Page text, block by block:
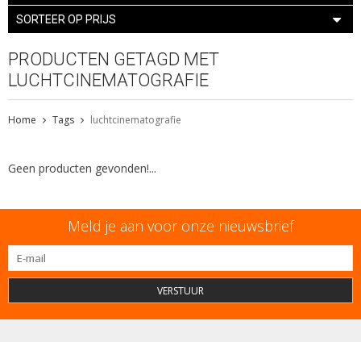
SORTEER OP PRIJS
PRODUCTEN GETAGD MET
LUCHTCINEMATOGRAFIE
Home Tags luchtcinematografie
Geen producten gevonden!...
Meld je aan voor onze nieuwsbrief
VERSTUUR